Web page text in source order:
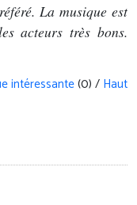
La musique est
acteurs très bons.
intéressante(0) / Haut